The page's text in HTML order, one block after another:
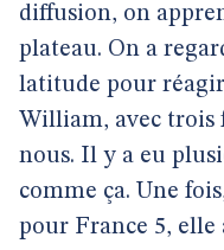
diffusion, on
plateau. On a
latitude pour réagir
William, avec trois
nous. Il y a eu
comme ça. Une
pour France 5, elle